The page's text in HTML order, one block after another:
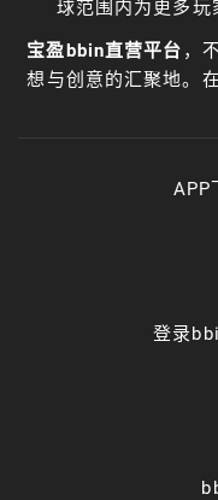
球范围内为更多玩
宝盈bbin直营平台 ，
想与创意的汇聚地。
APP
登录